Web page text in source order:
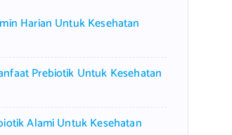
Harian Untuk Kesehatan
Prebiotik Untuk Kesehatan
Alami Untuk Kesehatan